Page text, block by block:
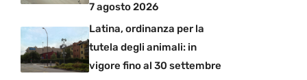
7 agosto 2026
Latina, ordinanza per la
tutela degli animali: in
vigore fino al 30 settembre